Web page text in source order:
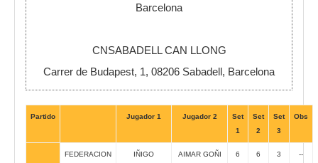
Barcelona
CNSABADELL CAN LLONG
Carrer de Budapest, 1, 08206 Sabadell, Barcelona
Partido Jugador 1 Jugador 2
Set
1
Set
2
Set
3
Obs
FEDERACION
IÑIGO
AIMAR GOÑI
6 6 3 --